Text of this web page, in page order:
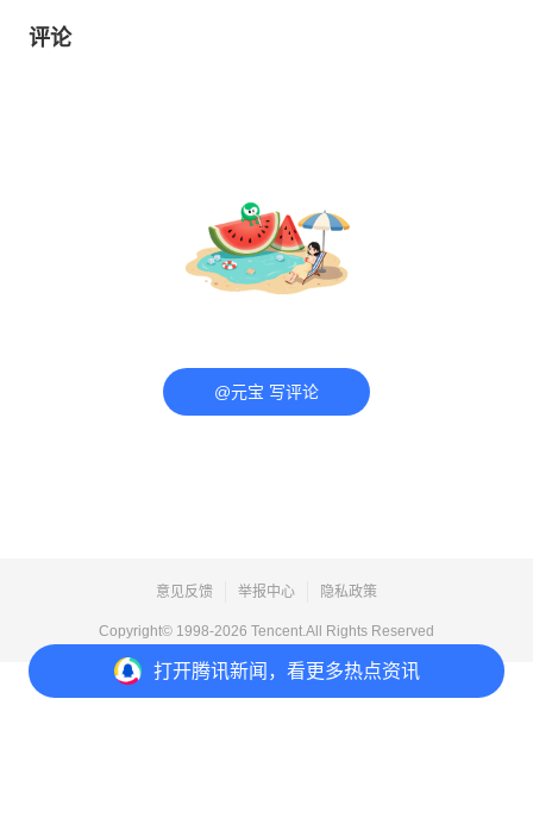
打开腾讯新闻，看更多热点资讯
评论
@元宝 写评论
意见反馈 举报中心 隐私政策
Copyright© 1998-2026 Tencent.All Rights Reserved